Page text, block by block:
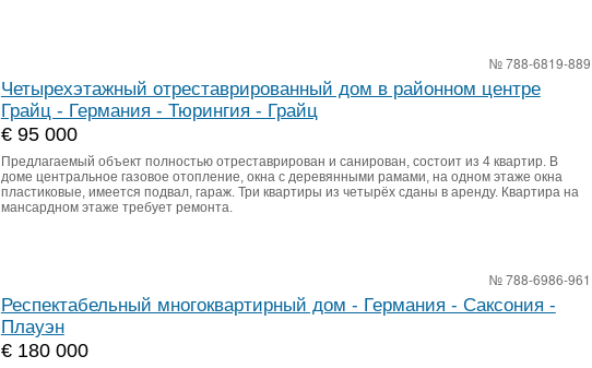
№ 788-6819-889
Четырехэтажный отреставрированный дом в районном центре
Грайц - Германия - Тюрингия - Грайц
€ 95 000
Предлагаемый объект полностью отреставрирован и санирован, состоит из 4 квартир. В
доме центральное газовое отопление, окна с деревянными рамами, на одном этаже окна
пластиковые, имеется подвал, гараж. Три квартиры из четырёх сданы в аренду. Квартира на
мансардном этаже требует ремонта.
№ 788-6986-961
Респектабельный многоквартирный дом - Германия - Саксония -
Плауэн
€ 180 000